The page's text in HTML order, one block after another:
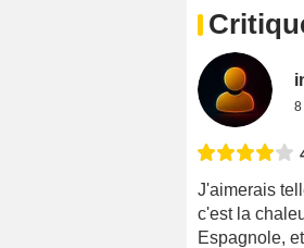
8
J'aimerais
c'est la
Espagnole,